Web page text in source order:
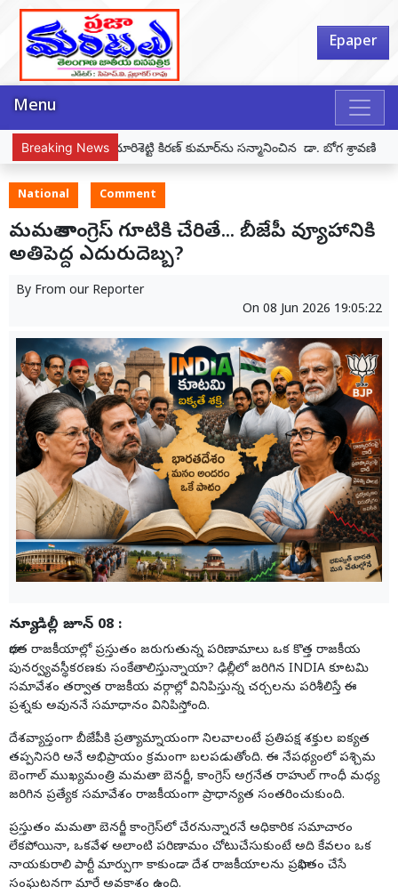
Epaper
Menu
Breaking News
కుమార్‌ను సన్మానించిన డా. బోగ శ్రావణి బీజేపీ జగిత్యాల
National Comment
మమతా కాంగ్రెస్ గూటికి చేరితే... బీజేపీ వ్యూహానికి
అతిపెద్ద ఎదురుదెబ్బ?
By From our Reporter
On 08 Jun 2026 19:05:22
న్యూ డిల్లీ జూన్ 08 :
భారత రాజకీయాల్లో ప్రస్తుతం జరుగుతున్న పరిణామాలు ఒక కొత్త రాజకీయ
పునర్వ్యవస్థీకరణకు సంకేతాలిస్తున్నాయా? ఢిల్లీలో జరిగిన INDIA కూటమి
సమావేశం తర్వాత రాజకీయ వర్గాల్లో వినిపిస్తున్న చర్చలను పరిశీలిస్తే ఈ
ప్రశ్నకు అవుననే సమాధానం వినిపిస్తోంది.
దేశవ్యాప్తంగా బీజేపీకి ప్రత్యామ్నాయంగా నిలవాలంటే ప్రతిపక్ష శక్తుల ఐక్యత
తప్పనిసరి అనే అభిప్రాయం క్రమంగా బలపడుతోంది. ఈ నేపథ్యంలో పశ్చిమ
బెంగాల్ ముఖ్యమంత్రి మమతా బెనర్జీ, కాంగ్రెస్ అగ్రనేత రాహుల్ గాంధీ మధ్య
జరిగిన ప్రత్యేక సమావేశం రాజకీయంగా ప్రాధాన్యత సంతరించుకుంది.
ప్రస్తుతం మమతా బెనర్జీ కాంగ్రెస్‌లో చేరనున్నారనే అధికారిక సమాచారం
లేకపోయినా, ఒకవేళ అలాంటి పరిణామం చోటుచేసుకుంటే అది కేవలం ఒక
నాయకురాలి పార్టీ మార్పుగా కాకుండా దేశ రాజకీయాలను ప్రభావితం చేసే
సంఘటనగా మారే అవకాశం ఉంది.